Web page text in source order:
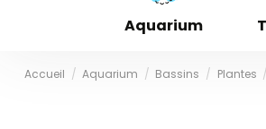
Aquarium
Accueil Aquarium Bassins Plantes